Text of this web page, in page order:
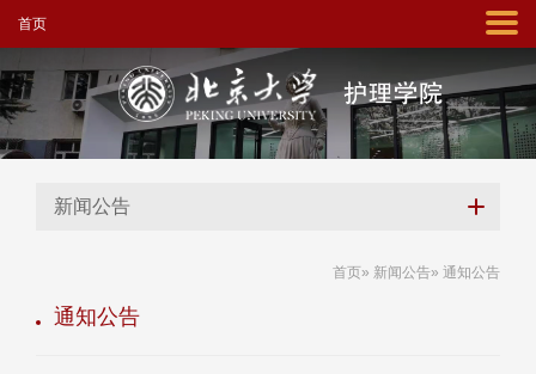
首页
新闻公告
首页» 新闻公告» 通知公告
通知公告